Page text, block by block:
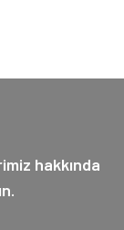
hakkında